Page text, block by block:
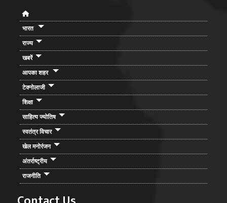
भारत
राज्य
खबरें
आपका शहर
टेक्नोलाजी
शिक्षा
साहित्य ज्योतिष
स्वतंत्र विचार
खेल मनोरंजन
अंतर्राष्ट्रीय
राजनीति